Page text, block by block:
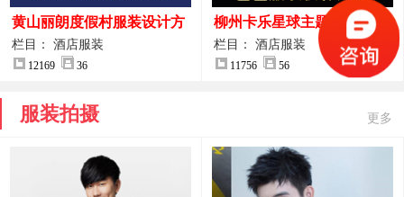
黄山丽朗度假村服装设计方
案
栏目： 酒店服装
12169 36
柳州卡乐星球主题乐园园区
服装设计方案
栏目： 酒店服装
11756 56
服装拍摄 更多